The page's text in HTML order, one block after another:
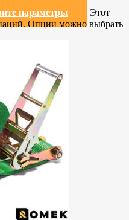
параметры
Этот
Опции можно выбрать